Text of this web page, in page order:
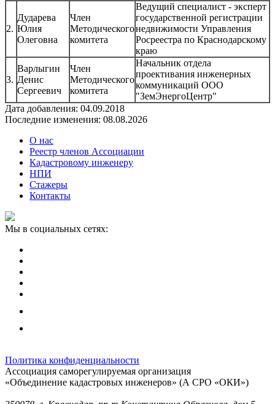
2.
Дударева
Юлия
Олеговна
Член
Методического
комитета
Ведущий специалист - эксперт
государственной регистрации
недвижимости Управления
Росреестра по Краснодарскому
краю
3.
Варлыгин
Денис
Сергеевич
Член
Методического
комитета
Начальник отдела
проективания инженерных
коммуникаций ООО
"ЗемЭнергоЦентр"
Дата добавления: 04.09.2018
Последние изменения: 08.08.2026
О нас
Реестр членов Ассоциации
Кадастровому инженеру
НПИ
Стажеры
Контакты
Мы в социальных сетях:
Политика конфиденциальности
Ассоциация саморегулируемая организация
«Объединение кадастровых инженеров» (А СРО «ОКИ»)